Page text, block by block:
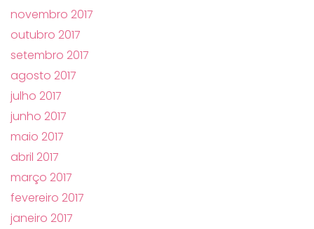
novembro 2017
outubro 2017
setembro 2017
agosto 2017
julho 2017
junho 2017
maio 2017
abril 2017
março 2017
fevereiro 2017
janeiro 2017